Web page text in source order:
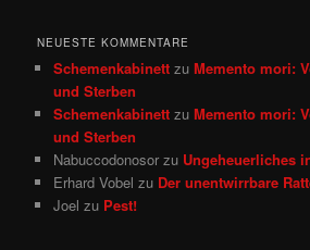
NEUESTE KOMMENTARE
Schemenkabinett zuMemento mori:
und Sterben
Schemenkabinett zuMemento mori:
und Sterben
Nabuccodonosor zu Ungeheuerliches
Erhard Vobel zu Der unentwirrbare
Joel zu Pest!